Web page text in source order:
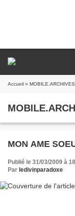
Accueil » MOBILE.ARCHIVES
MON AME
Publié le 31/03/2009 à
Par ledivinparadoxe